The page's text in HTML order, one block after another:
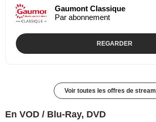
Gaumont Classique
Par abonnement
REGARDER
Voir toutes les offres de
En VOD / Blu-Ray, DVD